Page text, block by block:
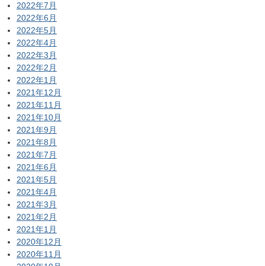
2022年7月
2022年6月
2022年5月
2022年4月
2022年3月
2022年2月
2022年1月
2021年12月
2021年11月
2021年10月
2021年9月
2021年8月
2021年7月
2021年6月
2021年5月
2021年4月
2021年3月
2021年2月
2021年1月
2020年12月
2020年11月